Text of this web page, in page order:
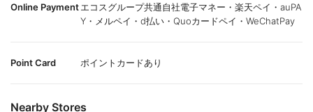
Online Paymentエコスグループ共通自社電子マネー・楽天ペイ・auPA
Y・メルペイ・d払い・Quoカードペイ・WeChatPay
Point Card ポイントカードあり
Nearby Stores